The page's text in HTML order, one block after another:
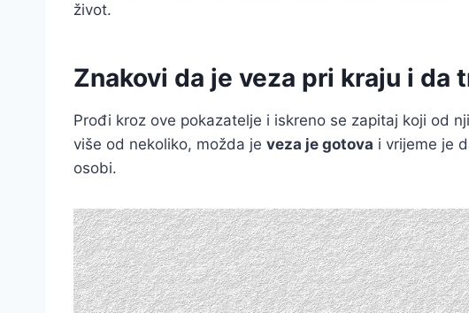
život.
Znakovi da je veza pri kraju i da
Prođi kroz ove pokazatelje i iskreno se zapitaj koji od
više od nekoliko, možda je veza je gotova i vrijeme je
osobi.